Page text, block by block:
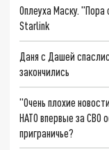
Оплеуха Маску. "Пора
Starlink
Даня с Дашей
закончились
"Очень плохие
НАТО впервые за СВО
приграничье?